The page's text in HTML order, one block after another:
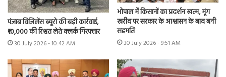
पंजाब विजिलेंस ब्यूरो की बड़ी कार्रवाई,
₹10,000 की रिश्वत लेते क्लर्क गिरफ्तार
30 July 2026 - 10:42 AM
भोपाल में किसानों का प्रदर्शन खत्म, मूंग
खरीद पर सरकार के आश्वासन के बाद बनी
सहमति
30 July 2026 - 9:51 AM